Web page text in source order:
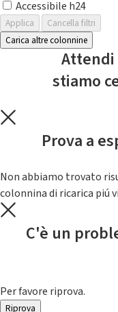
Accessibile h24
Applica
Cancella filtri
Carica altre colonnine
Attendi
stiamo
Prova a
Non abbiamo trovato
colonnina di ricarica piú
C'è un
Per favore riprova.
Riprova